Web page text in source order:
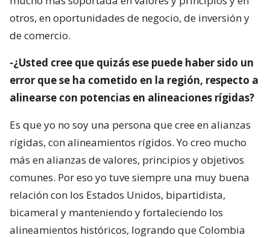
otros, en oportunidades de negocio, de inversión y
de comercio.
-¿Usted cree que quizás ese puede haber sido un
error que se ha cometido en la región, respecto a
alinearse con potencias en alineaciones rígidas?
Es que yo no soy una persona que cree en alianzas
rígidas, con alineamientos rígidos. Yo creo mucho
más en alianzas de valores, principios y objetivos
comunes. Por eso yo tuve siempre una muy buena
relación con los Estados Unidos, bipartidista,
bicameral y manteniendo y fortaleciendo los
alineamientos históricos, logrando que Colombia